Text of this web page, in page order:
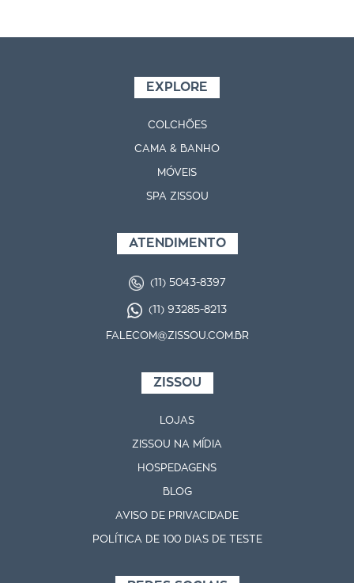
EXPLORE
COLCHÕES
CAMA & BANHO
MÓVEIS
SPA ZISSOU
ATENDIMENTO
(11) 5043-8397
(11) 93285-8213
FALECOM@ZISSOU.COM.BR
ZISSOU
LOJAS
ZISSOU NA MÍDIA
HOSPEDAGENS
BLOG
AVISO DE PRIVACIDADE
POLÍTICA DE 100 DIAS DE TESTE